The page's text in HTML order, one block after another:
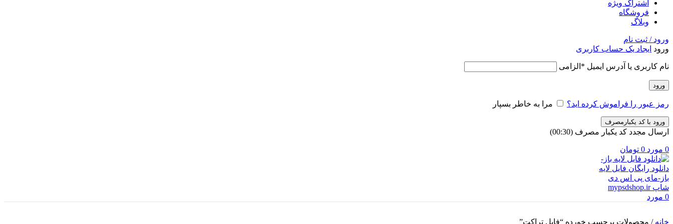
اشتراک ویژه
فروشگاه
وبلاگ
ورود / ثبت نام
ورود ایجاد یک حساب کاربری
نام کاربری یا آدرس ایمیل * الزامی
ورود
رمز عبور را فراموش کرده اید؟ مرا به خاطر بسپار
ورود با کد یکبارمصرف
ارسال مجدد کد یکبار مصرف (00:
30
)
0 مورد 0 تومان
0 مورد
خانه/ محصولات برچسب خورده “فایل تراکت”